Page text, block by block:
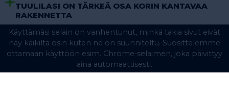
TUULILASI ON TÄRKEÄ OSA KORIN KANTAVAA
RAKENNETTA
Ehjä ja oikein asennettu tuulilasi on osa ajoneuvon
kantavaa rakennetta jamerkittävä
turvallisuustekijä . Törmäystilanteessa auton
tuulilasi voi kantaa45 %törmäysvoimasta ja